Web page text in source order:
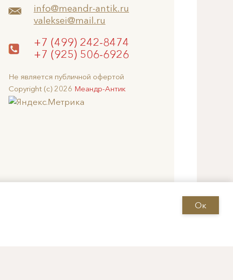
info@meandr-antik.ru
valeksei@mail.ru
+7 (499) 242-8474
+7 (925) 506-6926
Не является публичной офертой
Copyright (c) 2026 Меандр-Антик
Ок